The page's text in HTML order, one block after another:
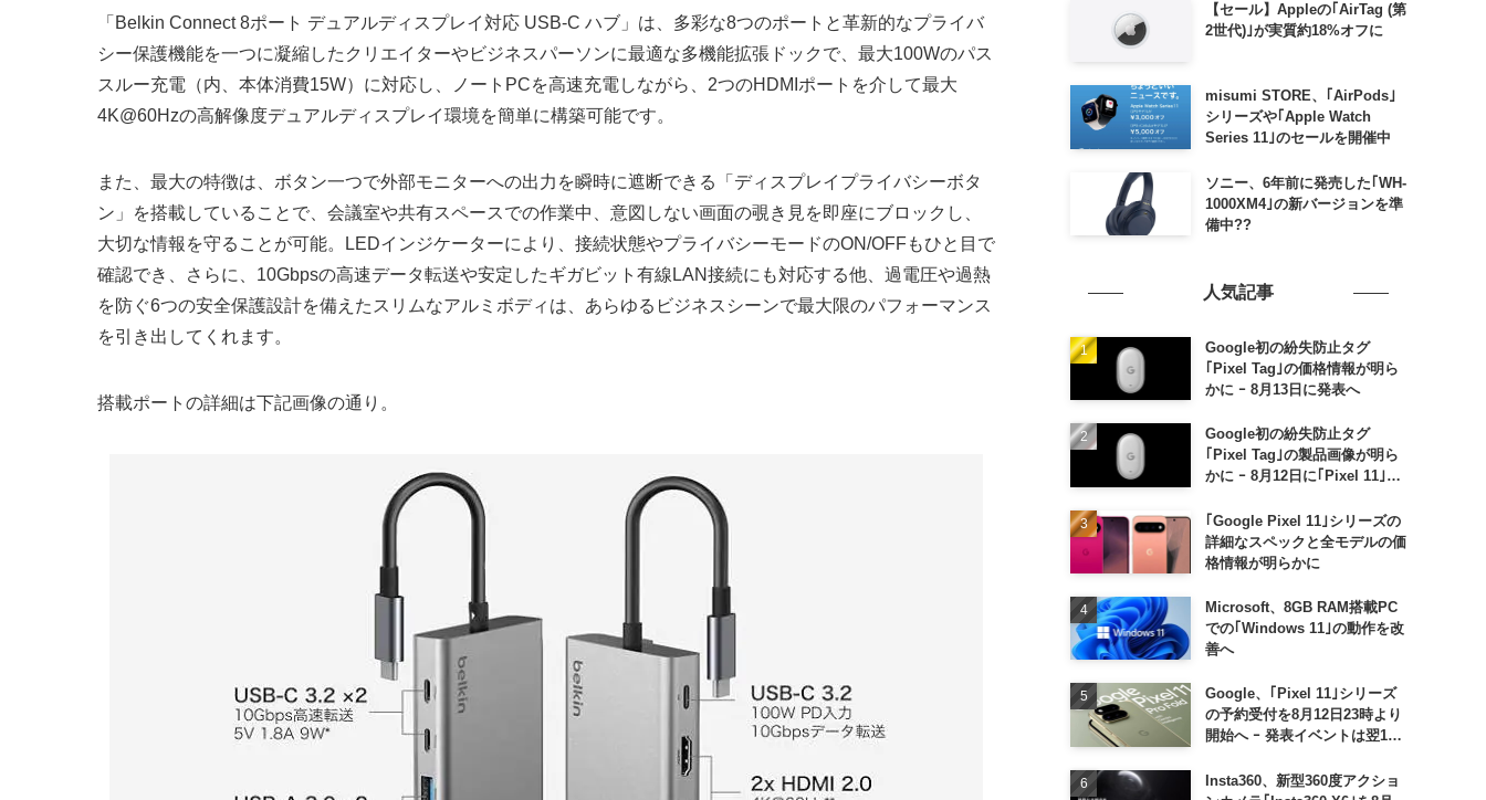
「Belkin Connect 8ポート デュアルディスプレイ対応 USB-C ハブ」は、多彩な8つのポートと革新的なプライバ
シー保護機能を一つに凝縮したクリエイターやビジネスパーソンに最適な多機能拡張ドックで、最大100Wのパス
スルー充電（内、本体消費15W）に対応し、ノートPCを高速充電しながら、2つのHDMIポートを介して最大
4K@60Hzの高解像度デュアルディスプレイ環境を簡単に構築可能です。
また、最大の特徴は、ボタン一つで外部モニターへの出力を瞬時に遮断できる「ディスプレイプライバシーボタ
ン」を搭載していることで、会議室や共有スペースでの作業中、意図しない画面の覗き見を即座にブロックし、
大切な情報を守ることが可能。LEDインジケーターにより、接続状態やプライバシーモードのON/OFFもひと目で
確認でき、さらに、10Gbpsの高速データ転送や安定したギガビット有線LAN接続にも対応する他、過電圧や過熱
を防ぐ6つの安全保護設計を備えたスリムなアルミボディは、あらゆるビジネスシーンで最大限のパフォーマンス
を引き出してくれます。
搭載ポートの詳細は下記画像の通り。
【セール】Appleの｢AirTag (第
2世代)｣が実質約18%オフに
misumi STORE、｢AirPods｣
シリーズや｢Apple Watch
Series 11｣のセールを開催中
ソニー、6年前に発売した｢WH-
1000XM4｣の新バージョンを準
備中??
人気記事
Google初の紛失防止タグ
｢Pixel Tag｣の価格情報が明ら
かに ｰ 8月13日に発表へ
Google初の紛失防止タグ
｢Pixel Tag｣の製品画像が明ら
かに ｰ 8月12日に｢Pixel 11｣な
｢Google Pixel 11｣シリーズの
詳細なスペックと全モデルの価
格情報が明らかに
Microsoft、8GB RAM搭載PC
での｢Windows 11｣の動作を改
善へ
Google、｢Pixel 11｣シリーズ
の予約受付を8月12日23時より
開始へ ｰ 発表イベントは翌13
Insta360、新型360度アクショ